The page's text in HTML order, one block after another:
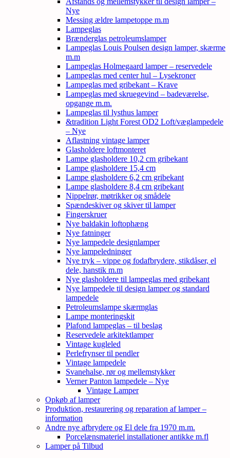
Nye
Messing ældre lampetoppe m.m
Lampeglas
Brænderglas petroleumslamper
Lampeglas Louis Poulsen design lamper, skærme
m.m
Lampeglas Holmegaard lamper – reservedele
Lampeglas med center hul – Lysekroner
Lampeglas med gribekant – Krave
Lampeglas med skruegevind – badeværelse,
opgange m.m.
Lampeglas til lysthus lamper
&tradition Light Forest OD2 Loft/væglampedele
– Nye
Aflastning vintage lamper
Glasholdere loftmonteret
Lampe glasholdere 10,2 cm gribekant
Lampe glasholdere 15,4 cm
Lampe glasholdere 6,2 cm gribekant
Lampe glasholdere 8,4 cm gribekant
Nippelrør, møtrikker og smådele
Spændeskiver og skiver til lamper
Fingerskruer
Nye baldakin loftophæng
Nye fatninger
Nye lampedele designlamper
Nye lampeledninger
Nye tryk – vippe og fodafbrydere, stikdåser, el
dele, hanstik m.m
Nye glasholdere til lampeglas med gribekant
Nye lampedele til design lamper og standard
lampedele
Petroleumslampe skærmglas
Lampe monteringskit
Plafond lampeglas – til beslag
Reservedele arkitektlamper
Vintage kugleled
Perlefrynser til pendler
Vintage lampedele
Svanehalse, rør og mellemstykker
Verner Panton lampedele – Nye
Vintage Lamper
Opkøb af lamper
Produktion, restaurering og reparation af lamper –
information
Andre nye afbrydere og El dele fra 1970 m.m.
Porcelænsmateriel installationer antikke m.fl
Lamper på Tilbud